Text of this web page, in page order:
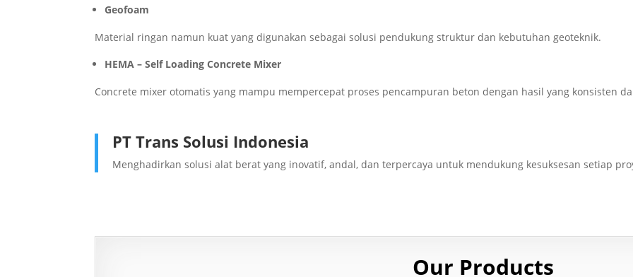
Geofoam
Material ringan namun kuat yang digunakan sebagai solusi pendukung struktur dan kebutuhan geoteknik.
HEMA – Self Loading Concrete Mixer
Concrete mixer otomatis yang mampu mempercepat proses pencampuran beton dengan hasil yang konsisten
PT Trans Solusi Indonesia
Menghadirkan solusi alat berat yang inovatif, andal, dan terpercaya untuk mendukung kesuksesan setiap
Our Products